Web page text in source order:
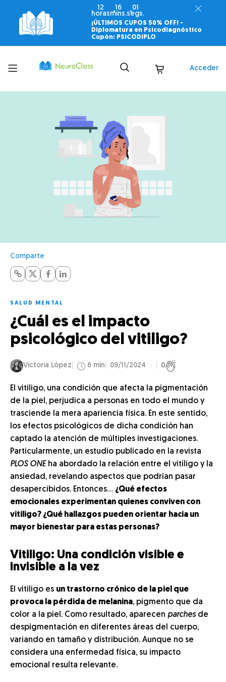
12
horas
16
mins.
00
segs.
¡ÚLTIMOS CUPOS 50% OFF! -
Diplomatura en Psicodiagnóstico
Cupón: PSICODIPLO
Toggle
menu
Acceder
Comparte
SALUD MENTAL
¿Cuál es el impacto
psicológico del vitiligo?
Victoria López 6 min 09/11/2024 0
El vitiligo, una condición que afecta la pigmentación
de la piel, perjudica a personas en todo el mundo y
trasciende la mera apariencia física. En este sentido,
los efectos psicológicos de dicha condición han
captado la atención de múltiples investigaciones.
Particularmente, un estudio publicado en la revista
PLOS ONE ha abordado la relación entre el vitiligo y la
ansiedad, revelando aspectos que podrían pasar
desapercibidos. Entonces… ¿Qué efectos
emocionales experimentan quienes conviven con
vitiligo? ¿Qué hallazgos pueden orientar hacia un
mayor bienestar para estas personas?
Vitiligo: Una condición visible e
invisible a la vez
El vitiligo es un trastorno crónico de la piel que
provoca la pérdida de melanina, pigmento que da
color a la piel. Como resultado, aparecen parchesde
despigmentación en diferentes áreas del cuerpo,
variando en tamaño y distribución. Aunque no se
considera una enfermedad física, su impacto
emocional resulta relevante.